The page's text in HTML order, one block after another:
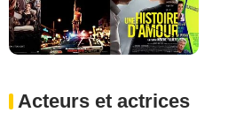
Acteurs et actrices